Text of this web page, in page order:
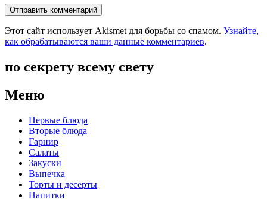
Этот сайт использует Akismet для борьбы со спамом. Узнайте,
как обрабатываются ваши данные комментариев.
по секрету всему свету
Меню
Первые блюда
Вторые блюда
Гарнир
Салаты
Закуски
Выпечка
Торты и десерты
Напитки